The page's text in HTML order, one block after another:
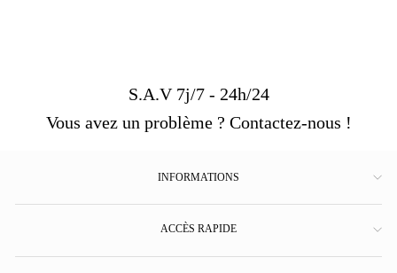
S.A.V 7j/7 - 24h/24
Vous avez un problème ? Contactez-nous !
INFORMATIONS
ACCÈS RAPIDE